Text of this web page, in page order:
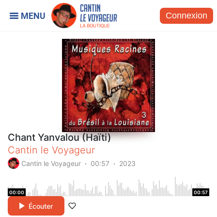
Connexion
Chant Yanvalou (Haïti)
Cantin le Voyageur
Cantin le Voyageur 00:57 2023
00:00 00:57
Écouter